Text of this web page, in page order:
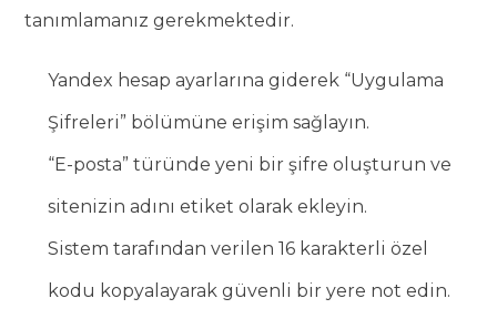
tanımlamanız gerekmektedir.
Yandex hesap ayarlarına giderek “Uygulama
Şifreleri” bölümüne erişim sağlayın.
“E-posta” türünde yeni bir şifre oluşturun ve
sitenizin adını etiket olarak ekleyin.
Sistem tarafından verilen 16 karakterli özel
kodu kopyalayarak güvenli bir yere not edin.